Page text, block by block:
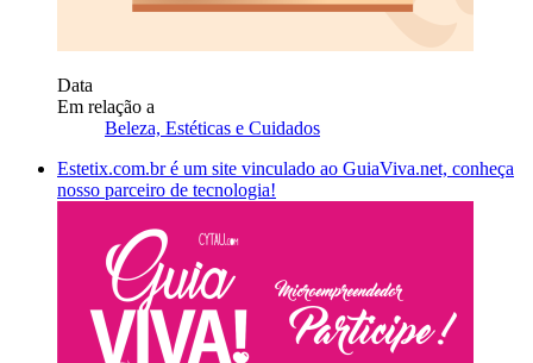
Data
Em relação a
Beleza, Estéticas e Cuidados
Estetix.com.br é um site vinculado ao GuiaViva.net, conheça
nosso parceiro de tecnologia!